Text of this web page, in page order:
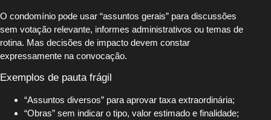
O condomínio pode usar “assuntos gerais” para discussões
sem votação relevante, informes administrativos ou temas de
rotina. Mas decisões de impacto devem constar
expressamente na convocação.
Exemplos de pauta frágil
“Assuntos diversos” para aprovar taxa extraordinária;
“Obras” sem indicar o tipo, valor estimado e finalidade;